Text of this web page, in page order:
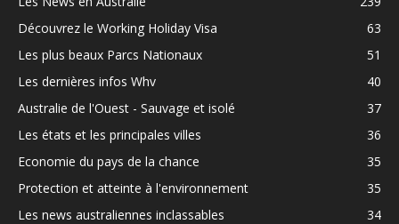
Découvrez le Working Holiday Visa
63
Les plus beaux Parcs Nationaux
51
Les dernières infos Whv
40
Australie de l'Ouest - Sauvage et isolé
37
Les états et les principales villes
36
Economie du pays de la chance
35
Protection et atteinte à l'environnement
35
Les news australiennes inclassables
34